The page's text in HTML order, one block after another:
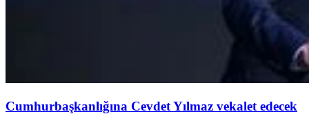
Cumhurbaşkanlığına Cevdet Yılmaz vekalet edecek